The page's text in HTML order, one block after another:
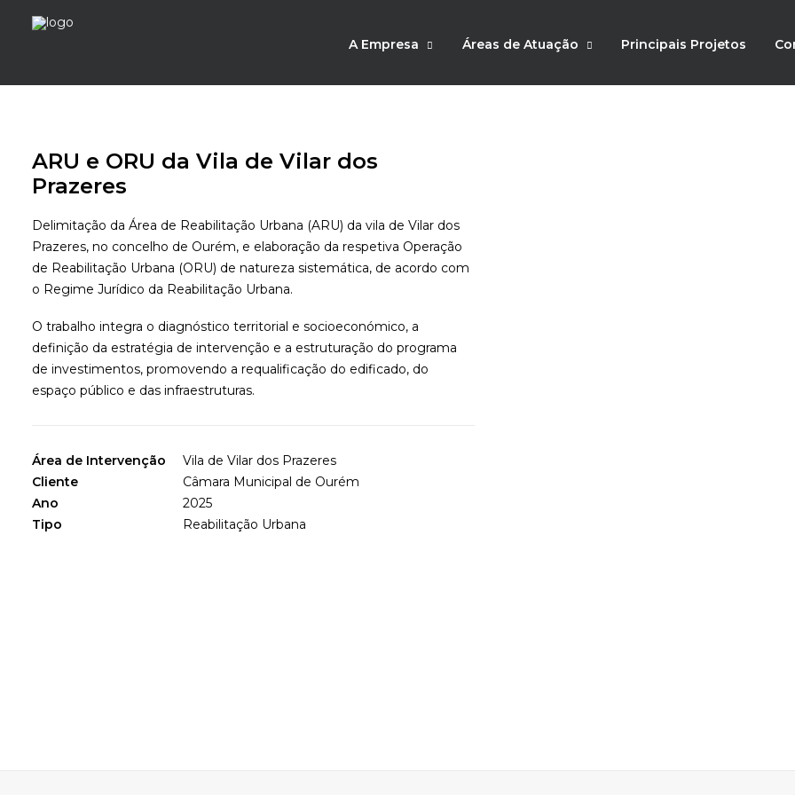
A Empresa Áreas de Atuação Principais Projetos
ARU e ORU da Vila de Vilar dos
Prazeres
Delimitação da Área de Reabilitação Urbana (ARU) da vila de Vilar dos
Prazeres, no concelho de Ourém, e elaboração da respetiva Operação
de Reabilitação Urbana (ORU) de natureza sistemática, de acordo com
o Regime Jurídico da Reabilitação Urbana.
O trabalho integra o diagnóstico territorial e socioeconómico, a
definição da estratégia de intervenção e a estruturação do programa
de investimentos, promovendo a requalificação do edificado, do
espaço público e das infraestruturas.
Área de Intervenção
Vila de Vilar dos Prazeres
Cliente
Câmara Municipal de Ourém
Ano
2025
Tipo
Reabilitação Urbana